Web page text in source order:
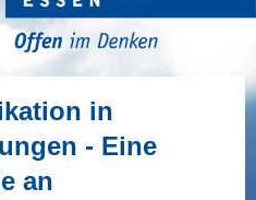
in
- Eine
an